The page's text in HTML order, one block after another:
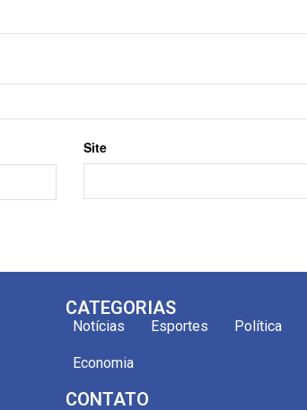
Site
CATEGORIAS
Notícias Esportes Política
Economia
CONTATO